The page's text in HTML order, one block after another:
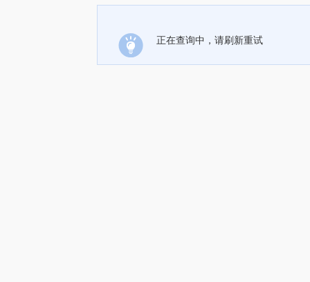
正在查询中，请刷新重试